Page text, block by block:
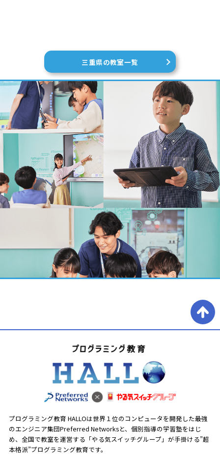
三重県の教室一覧
プログラミング教育 HALLOは世界１位のコンピュータを開発した最強
のエンジニア集団Preferred Networksと、 個別指導の学習塾をはじ
め、全国で教室を運営する「やる気スイッチグループ」が手掛ける”超
本格派”プログラミング教育です。